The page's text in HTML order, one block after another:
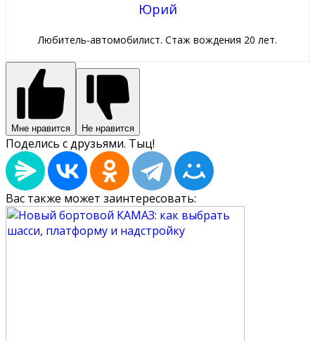
Юрий
Любитель-автомобилист. Стаж вождения 20 лет.
Мне нравится Не нравится
Поделись с друзьями. Тыц!
Вас также может заинтересовать: